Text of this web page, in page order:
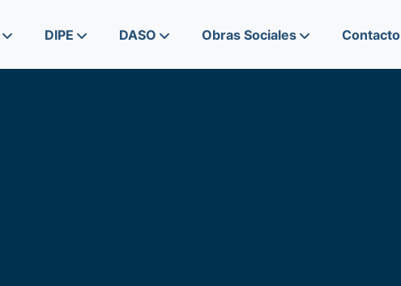
DIPE DASO Obras Sociales Contacto